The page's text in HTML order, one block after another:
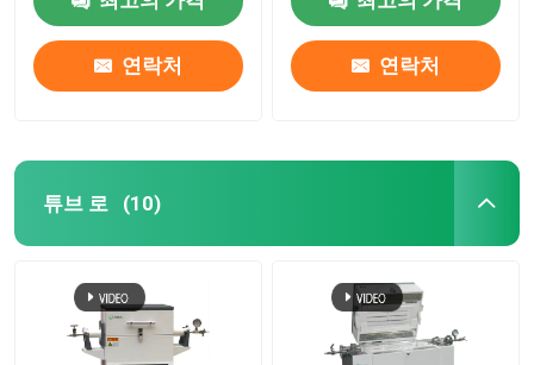
연락처 연락처
튜브 로 (10)